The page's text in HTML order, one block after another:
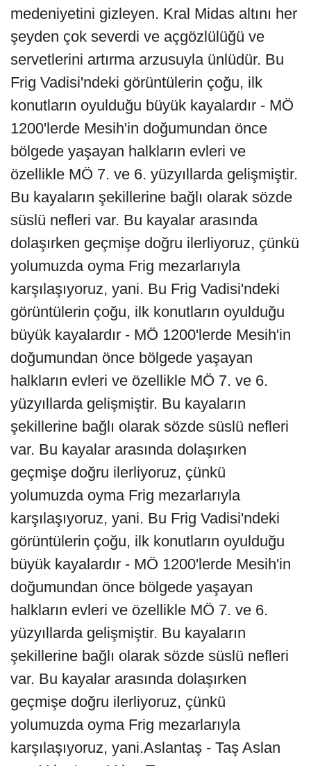
medeniyetini gizleyen. Kral Midas altını her
şeyden çok severdi ve açgözlülüğü ve
servetlerini artırma arzusuyla ünlüdür. Bu
Frig Vadisi'ndeki görüntülerin çoğu, ilk
konutların oyulduğu büyük kayalardır - MÖ
1200'lerde Mesih'in doğumundan önce
bölgede yaşayan halkların evleri ve
özellikle MÖ 7. ve 6. yüzyıllarda gelişmiştir.
Bu kayaların şekillerine bağlı olarak sözde
süslü nefleri var. Bu kayalar arasında
dolaşırken geçmişe doğru ilerliyoruz, çünkü
yolumuzda oyma Frig mezarlarıyla
karşılaşıyoruz, yani. Bu Frig Vadisi'ndeki
görüntülerin çoğu, ilk konutların oyulduğu
büyük kayalardır - MÖ 1200'lerde Mesih'in
doğumundan önce bölgede yaşayan
halkların evleri ve özellikle MÖ 7. ve 6.
yüzyıllarda gelişmiştir. Bu kayaların
şekillerine bağlı olarak sözde süslü nefleri
var. Bu kayalar arasında dolaşırken
geçmişe doğru ilerliyoruz, çünkü
yolumuzda oyma Frig mezarlarıyla
karşılaşıyoruz, yani. Bu Frig Vadisi'ndeki
görüntülerin çoğu, ilk konutların oyulduğu
büyük kayalardır - MÖ 1200'lerde Mesih'in
doğumundan önce bölgede yaşayan
halkların evleri ve özellikle MÖ 7. ve 6.
yüzyıllarda gelişmiştir. Bu kayaların
şekillerine bağlı olarak sözde süslü nefleri
var. Bu kayalar arasında dolaşırken
geçmişe doğru ilerliyoruz, çünkü
yolumuzda oyma Frig mezarlarıyla
karşılaşıyoruz, yani.Aslantaş - Taş Aslan